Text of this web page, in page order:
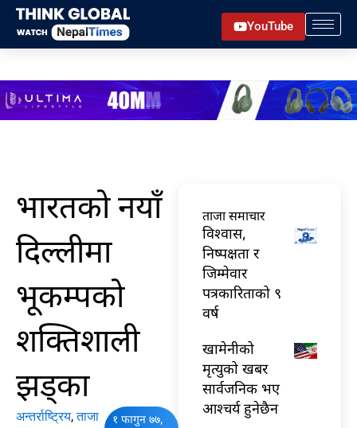
Skip
content
YouTube
भारतको नयाँ
दिल्लीमा
भूकम्पको
शक्तिशाली
झड्का
अन्तर्राष्ट्रिय,ताजा
१ फागुन ७७,
ताजा समाचार
विश्वास,
निष्पक्षता र
जिम्मेवार
पत्रकारिताको ९
वर्ष
खामेनीको
मृत्युको खबर
सार्वजनिक भए
आश्चर्य हुनेछैन